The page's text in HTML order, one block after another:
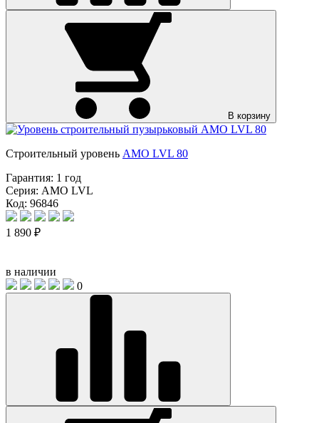
В корзину
Строительный уровень AMO LVL 80
Гарантия: 1 год
Серия: AMO LVL
Код: 96846
1 890 ₽
в наличии
0